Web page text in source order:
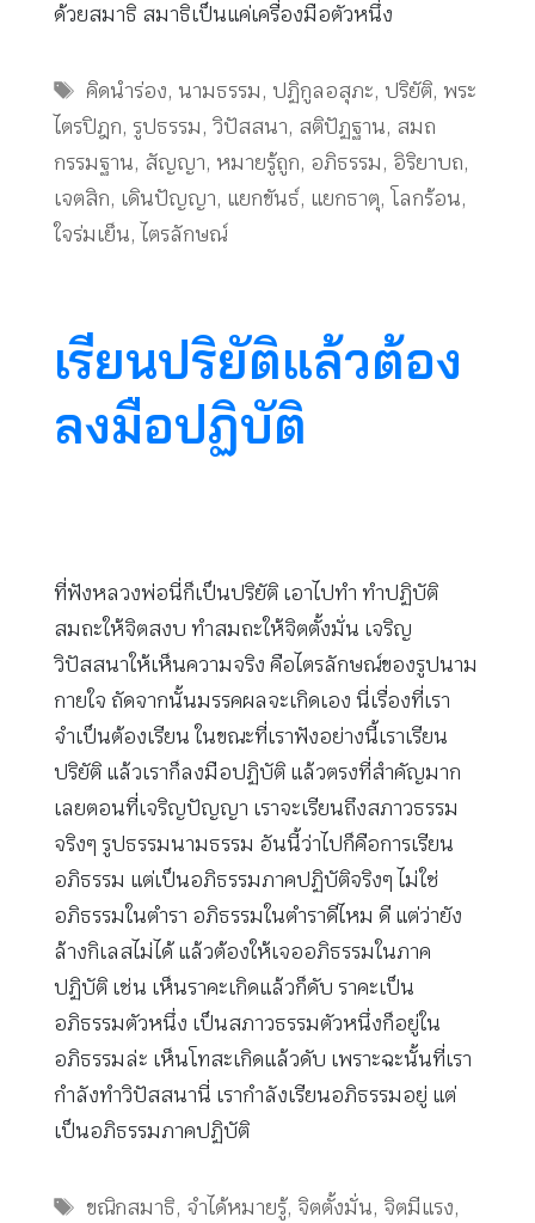
ด้วยสมาธิ สมาธิเป็นแค่เครื่องมือตัวหนึ่ง
Tags
คิดนำร่อง, นามธรรม, ปฏิกูลอสุภะ, ปริยัติ, พระ
ไตรปิฎก, รูปธรรม, วิปัสสนา, สติปัฏฐาน, สมถ
กรรมฐาน, สัญญา, หมายรู้ถูก, อภิธรรม, อิริยาบถ,
เจตสิก, เดินปัญญา, แยกขันธ์, แยกธาตุ, โลกร้อน,
ใจร่มเย็น, ไตรลักษณ์
เรียนปริยัติแล้วต้อง
ลงมือปฏิบัติ
ที่ฟังหลวงพ่อนี่ก็เป็นปริยัติ เอาไปทำ ทำปฏิบัติ
สมถะให้จิตสงบ ทำสมถะให้จิตตั้งมั่น เจริญ
วิปัสสนาให้เห็นความจริง คือไตรลักษณ์ของรูปนาม
กายใจ ถัดจากนั้นมรรคผลจะเกิดเอง นี่เรื่องที่เรา
จำเป็นต้องเรียน ในขณะที่เราฟังอย่างนี้เราเรียน
ปริยัติ แล้วเราก็ลงมือปฏิบัติ แล้วตรงที่สำคัญมาก
เลยตอนที่เจริญปัญญา เราจะเรียนถึงสภาวธรรม
จริงๆ รูปธรรมนามธรรม อันนี้ว่าไปก็คือการเรียน
อภิธรรม แต่เป็นอภิธรรมภาคปฏิบัติจริงๆ ไม่ใช่
อภิธรรมในตำรา อภิธรรมในตำราดีไหม ดี แต่ว่ายัง
ล้างกิเลสไม่ได้ แล้วต้องให้เจออภิธรรมในภาค
ปฏิบัติ เช่น เห็นราคะเกิดแล้วก็ดับ ราคะเป็น
อภิธรรมตัวหนึ่ง เป็นสภาวธรรมตัวหนึ่งก็อยู่ใน
อภิธรรมล่ะ เห็นโทสะเกิดแล้วดับ เพราะฉะนั้นที่เรา
กำลังทำวิปัสสนานี่ เรากำลังเรียนอภิธรรมอยู่ แต่
เป็นอภิธรรมภาคปฏิบัติ
Tags
ขณิกสมาธิ, จำได้หมายรู้, จิตตั้งมั่น, จิตมีแรง,